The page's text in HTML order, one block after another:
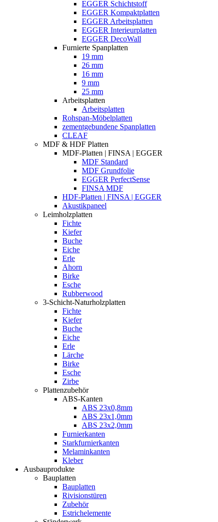
EGGER Schichtstoff
EGGER Kompaktplatten
EGGER Arbeitsplatten
EGGER Interieurplatten
EGGER DecoWall
Furnierte Spanplatten
19 mm
26 mm
16 mm
9 mm
25 mm
Arbeitsplatten
Arbeitsplatten
Rohspan-Möbelplatten
zementgebundene Spanplatten
CLEAF
MDF & HDF Platten
MDF-Platten | FINSA | EGGER
MDF Standard
MDF Grundfolie
EGGER PerfectSense
FINSA MDF
HDF-Platten | FINSA | EGGER
Akustikpaneel
Leimholzplatten
Fichte
Kiefer
Buche
Eiche
Erle
Ahorn
Birke
Esche
Rubberwood
3-Schicht-Naturholzplatten
Fichte
Kiefer
Buche
Eiche
Erle
Lärche
Birke
Esche
Zirbe
Plattenzubehör
ABS-Kanten
ABS 23x0,8mm
ABS 23x1,0mm
ABS 23x2,0mm
Furnierkanten
Starkfurnierkanten
Melaminkanten
Kleber
Ausbauprodukte
Bauplatten
Bauplatten
Rivisionstüren
Zubehör
Estrichelemente